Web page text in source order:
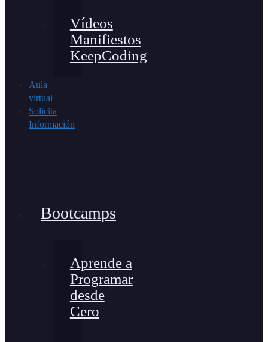
Vídeos
Manifiestos
KeepCoding
Aula
virtual
Solicita
Información
Bootcamps
Aprende a
Programar
desde
Cero